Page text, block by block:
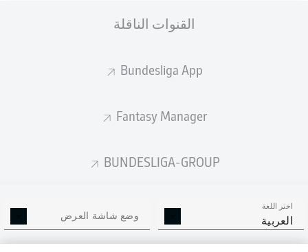
القنوات الناقلة
Bundesliga App
Fantasy Manager
BUNDESLIGA-GROUP
اختر اللغة
العربية وضع شاشة العرض